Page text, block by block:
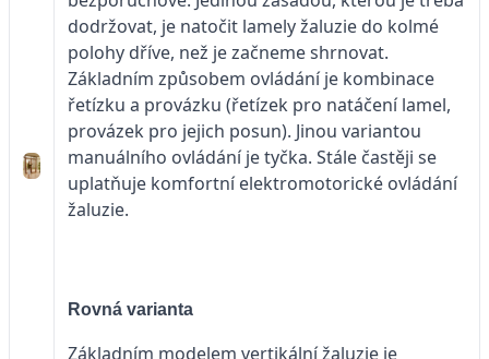
dodržovat, je natočit lamely žaluzie do kolmé
polohy dříve, než je začneme shrnovat.
Základním způsobem ovládání je kombinace
řetízku a provázku (řetízek pro natáčení lamel,
provázek pro jejich posun). Jinou variantou
manuálního ovládání je tyčka. Stále častěji se
uplatňuje komfortní elektromotorické ovládání
žaluzie.
Rovná varianta
Základním modelem vertikální žaluzie je